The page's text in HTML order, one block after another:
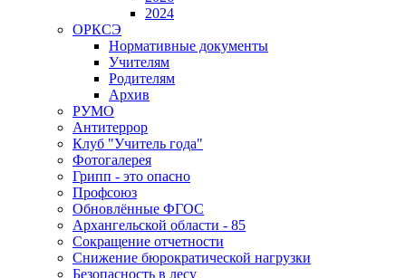
2024
ОРКСЭ
Нормативные документы
Учителям
Родителям
Архив
РУМО
Антитеррор
Клуб "Учитель года"
Фотогалерея
Грипп - это опасно
Профсоюз
Обновлённые ФГОС
Архангельской области - 85
Сокращение отчетности
Снижение бюрократической нагрузки
Безопасность в лесу